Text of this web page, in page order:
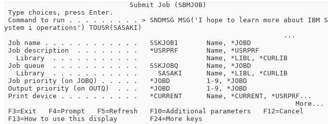
                               Submit Job (SBMJOB)
Type choices, press Enter.
Command to run . . . . . . . . . > SNDMSG MSG('I hope to learn more about IBM S
ystem i operations') TOUSR(SASAKI)
                                                                     ...
Job name . . . . . . . . . . . .   SSKJOB1       Name, *JOBD
Job description  . . . . . . . .   *USRPRF       Name, *USRPRF
   Library  . . . . . . . . . . .                 Name, *LIBL, *CURLIB
Job queue  . . . . . . . . . . .   SSKJOBQ       Name, *JOBD
   Library  . . . . . . . . . . .     SASAKI      Name, *LIBL, *CURLIB
Job priority (on JOBQ) . . . . .   *JOBD         1-9, *JOBD
Output priority (on OUTQ)  . . .   *JOBD         1-9, *JOBD
Print device . . . . . . . . . .   *CURRENT      Name, *CURRENT, *USRPRF...
                                                                        More...
F3=Exit   F4=Prompt   F5=Refresh   F10=Additional parameters   F12=Cancel
F13=How to use this display        F24=More keys